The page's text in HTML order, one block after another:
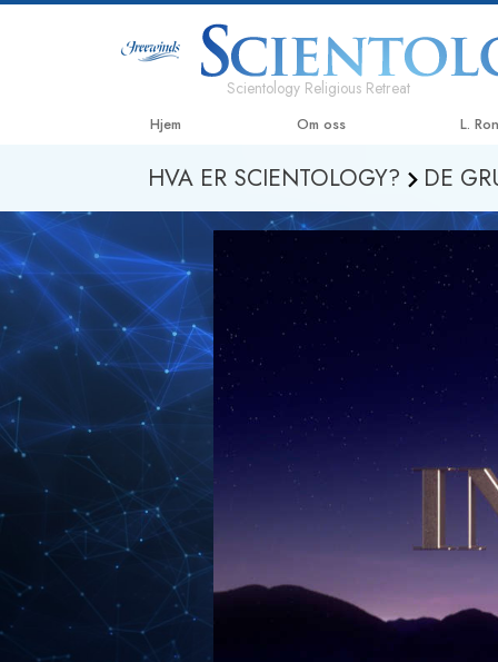
Scientology Religious Retreat
Hjem Om oss L.
HVA ER SCIENTOLOGY? DE